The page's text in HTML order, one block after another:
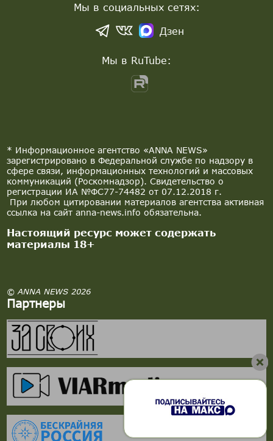
* Информационное агентство «ANNA NEWS»
зарегистрировано в Федеральной службе по надзору в
сфере связи, информационных технологий и массовых
коммуникаций (Роскомнадзор). Свидетельство о
регистрации ИА №ФС77-74482 от 07.12.2018 г.
При любом цитировании материалов агентства активная
ссылка на сайт anna-news.info обязательна.
Настоящий ресурс может содержать
материалы 18+
© ANNA NEWS 2026
Партнеры
Мы в социальных сетях:
Дзен
Мы в RuTube: